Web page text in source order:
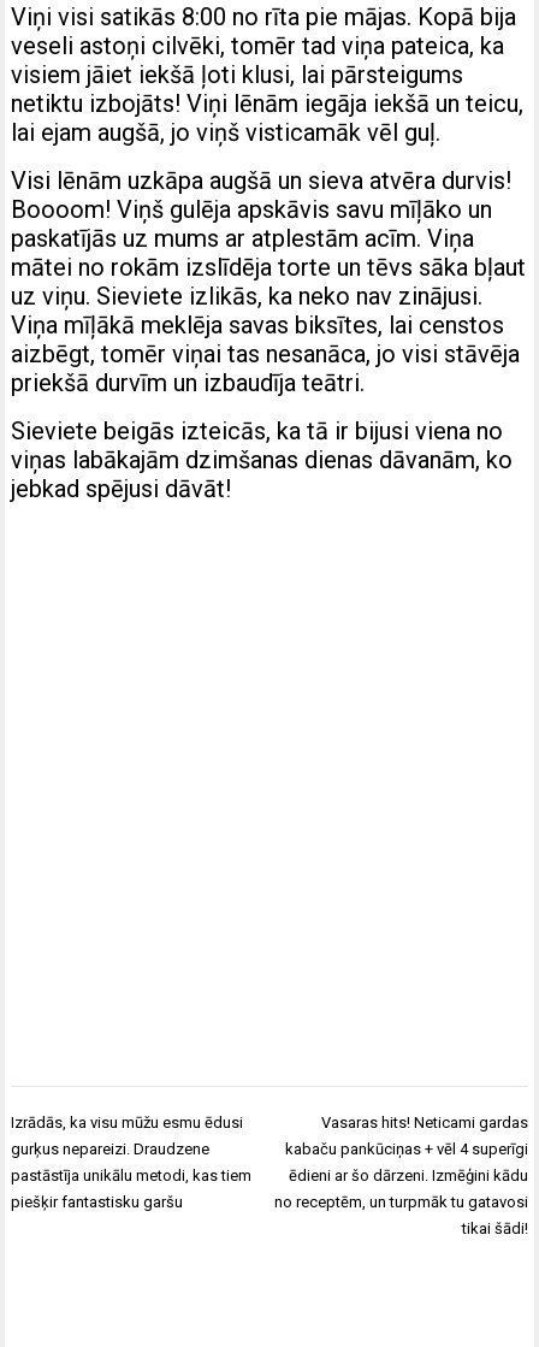
Viņi visi satikās 8:00 no rīta pie mājas. Kopā bija
veseli astoņi cilvēki, tomēr tad viņa pateica, ka
visiem jāiet iekšā ļoti klusi, lai pārsteigums
netiktu izbojāts! Viņi lēnām iegāja iekšā un teicu,
lai ejam augšā, jo viņš visticamāk vēl guļ.
Visi lēnām uzkāpa augšā un sieva atvēra durvis!
Boooom! Viņš gulēja apskāvis savu mīļāko un
paskatījās uz mums ar atplestām acīm. Viņa
mātei no rokām izslīdēja torte un tēvs sāka bļaut
uz viņu. Sieviete izlikās, ka neko nav zinājusi.
Viņa mīļākā meklēja savas biksītes, lai censtos
aizbēgt, tomēr viņai tas nesanāca, jo visi stāvēja
priekšā durvīm un izbaudīja teātri.
Sieviete beigās izteicās, ka tā ir bijusi viena no
viņas labākajām dzimšanas dienas dāvanām, ko
jebkad spējusi dāvāt!
Post
navigation
Izrādās, ka visu mūžu esmu ēdusi
gurķus nepareizi. Draudzene
pastāstīja unikālu metodi, kas tiem
piešķir fantastisku garšu
Vasaras hits! Neticami gardas
kabaču pankūciņas + vēl 4 superīgi
ēdieni ar šo dārzeni. Izmēģini kādu
no receptēm, un turpmāk tu gatavosi
tikai šādi!